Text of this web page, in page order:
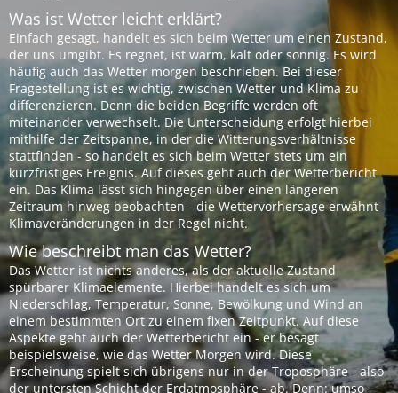
Was ist Wetter leicht erklärt?
Einfach gesagt, handelt es sich beim Wetter um einen Zustand,
der uns umgibt. Es regnet, ist warm, kalt oder sonnig. Es wird
häufig auch das Wetter morgen beschrieben. Bei dieser
Fragestellung ist es wichtig, zwischen Wetter und Klima zu
differenzieren. Denn die beiden Begriffe werden oft
miteinander verwechselt. Die Unterscheidung erfolgt hierbei
mithilfe der Zeitspanne, in der die Witterungsverhältnisse
stattfinden - so handelt es sich beim Wetter stets um ein
kurzfristiges Ereignis. Auf dieses geht auch der Wetterbericht
ein. Das Klima lässt sich hingegen über einen längeren
Zeitraum hinweg beobachten - die Wettervorhersage erwähnt
Klimaveränderungen in der Regel nicht.
Wie beschreibt man das Wetter?
Das Wetter ist nichts anderes, als der aktuelle Zustand
spürbarer Klimaelemente. Hierbei handelt es sich um
Niederschlag, Temperatur, Sonne, Bewölkung und Wind an
einem bestimmten Ort zu einem fixen Zeitpunkt. Auf diese
Aspekte geht auch der Wetterbericht ein - er besagt
beispielsweise, wie das Wetter Morgen wird. Diese
Erscheinung spielt sich übrigens nur in der Troposphäre - also
der untersten Schicht der Erdatmosphäre - ab. Denn: umso